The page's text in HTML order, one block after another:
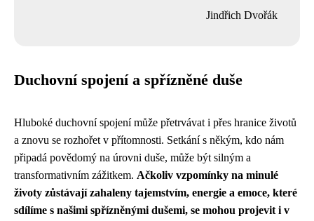
Jindřich Dvořák
Duchovní spojení a spřízněné duše
Hluboké duchovní spojení může přetrvávat i přes hranice životů
a znovu se rozhořet v přítomnosti. Setkání s někým, kdo nám
připadá povědomý na úrovni duše, může být silným a
transformativním zážitkem. Ačkoliv vzpomínky na minulé
životy zůstávají zahaleny tajemstvím, energie a emoce, které
sdílíme s našimi spřízněnými dušemi, se mohou projevit i v